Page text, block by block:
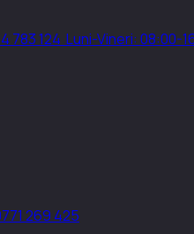
783 124 Luni-Vineri: 08:00-
269 425